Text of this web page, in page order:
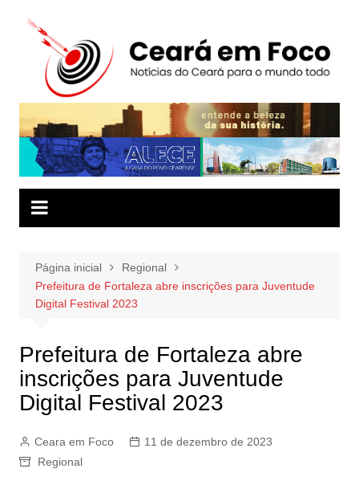
conteúdo
Página inicial
Regional
Prefeitura de Fortaleza abre inscrições para Juventude
Digital Festival 2023
Prefeitura de Fortaleza abre
inscrições para Juventude
Digital Festival 2023
Ceara em Foco
11 de dezembro de 2023
Regional